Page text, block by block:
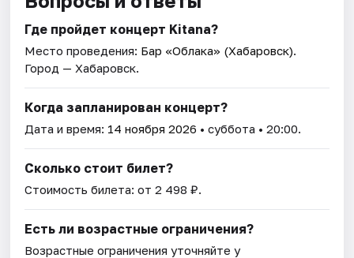
Где пройдет концерт Kitana?
Место проведения: Бар «Облака» (Хабаровск).
Город — Хабаровск.
Когда запланирован концерт?
Дата и время: 14 ноября 2026 • суббота • 20:00.
Сколько стоит билет?
Стоимость билета: от 2 498 ₽.
Есть ли возрастные ограничения?
Возрастные ограничения уточняйте у